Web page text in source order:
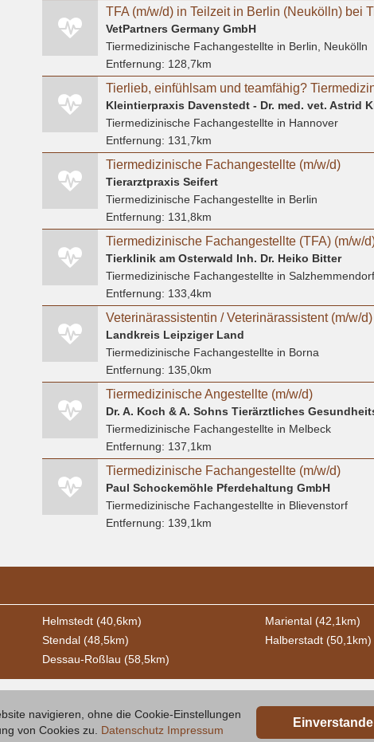
VetPartners Germany GmbH
Tiermedizinische Fachangestelltein Berlin, Neukölln
Entfernung: 128,7km
Tiermedizinische Fachangestelltein Hannover
Entfernung: 131,7km
Tiermedizinische Fachangestellte (m/w/d)
Tierarztpraxis Seifert
Tiermedizinische Fachangestelltein Berlin
Entfernung: 131,8km
Tiermedizinische Fachangestellte (TFA) (m/w/
Tierklinik am Osterwald Inh. Dr. Heiko Bitter
Tiermedizinische Fachangestelltein Salzhemmendorf, Oldendorf
Entfernung: 133,4km
Veterinärassistentin / Veterinärassistent (m/w/d)
Landkreis Leipziger Land
Tiermedizinische Fachangestelltein Borna
Entfernung: 135,0km
Tiermedizinische Angestellte (m/w/d)
Tiermedizinische Fachangestelltein Melbeck
Entfernung: 137,1km
Tiermedizinische Fachangestellte (m/w/d)
Paul Schockemöhle Pferdehaltung GmbH
Tiermedizinische Fachangestelltein Blievenstorf
Entfernung: 139,1km
Helmstedt (40,6km)
Mariental (42,1km)
Stendal (48,5km)
Halberstadt (50,1km)
Dessau-Roßlau (58,5km)
navigieren, ohne die Cookie-Einstellungen
von Cookies zu. Datenschutz Impressum